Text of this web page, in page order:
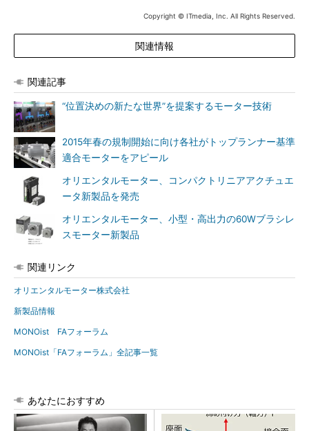
Copyright © ITmedia, Inc. All Rights Reserved.
関連情報
関連記事
“位置決めの新たな世界”を提案するモーター技術
2015年春の規制開始に向け各社がトップランナー基準
適合モーターをアピール
オリエンタルモーター、コンパクトリニアアクチュエ
ータ新製品を発売
オリエンタルモーター、小型・高出力の60Wブラシレ
スモーター新製品
関連リンク
オリエンタルモーター株式会社
新製品情報
MONOist FAフォーラム
MONOist「FAフォーラム」全記事一覧
あなたにおすすめ